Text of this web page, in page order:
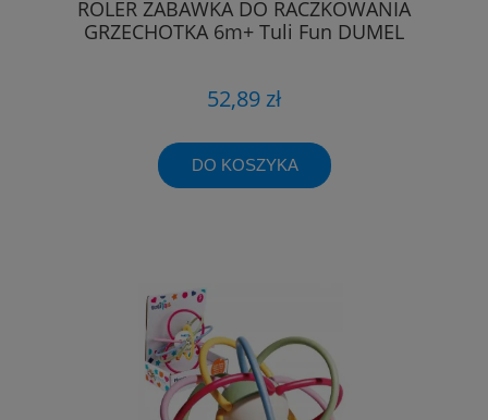
ROLER ZABAWKA DO RACZKOWANIA
GRZECHOTKA 6m+ Tuli Fun DUMEL
52,89 zł
DO KOSZYKA